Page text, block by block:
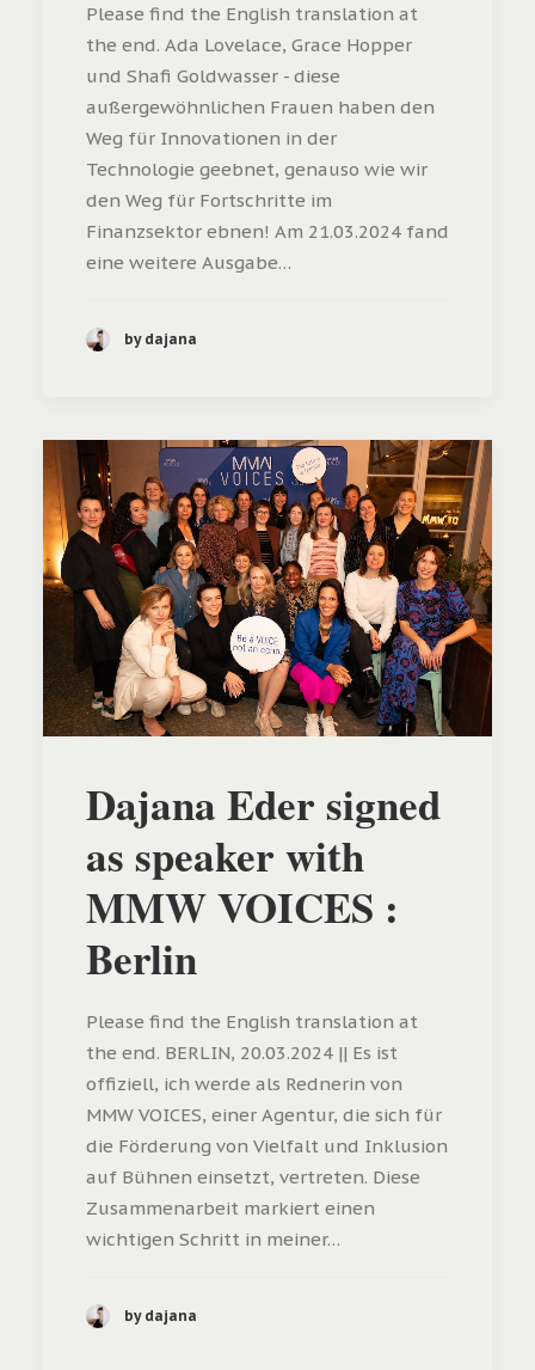
Please find the English translation at
the end. Ada Lovelace, Grace Hopper
und Shafi Goldwasser - diese
außergewöhnlichen Frauen haben den
Weg für Innovationen in der
Technologie geebnet, genauso wie wir
den Weg für Fortschritte im
Finanzsektor ebnen! Am 21.03.2024 fand
eine weitere Ausgabe…
by dajana
Dajana Eder signed
as speaker with
MMW VOICES :
Berlin
Please find the English translation at
the end. BERLIN, 20.03.2024 || Es ist
offiziell, ich werde als Rednerin von
MMW VOICES, einer Agentur, die sich für
die Förderung von Vielfalt und Inklusion
auf Bühnen einsetzt, vertreten. Diese
Zusammenarbeit markiert einen
wichtigen Schritt in meiner…
by dajana